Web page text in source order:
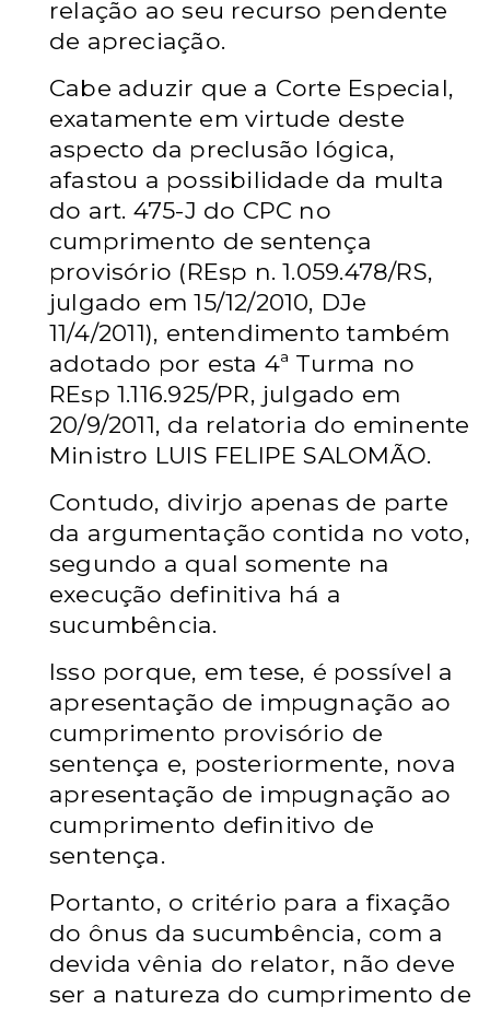
relação ao seu recurso pendente
de apreciação.
Cabe aduzir que a Corte Especial,
exatamente em virtude deste
aspecto da preclusão lógica,
afastou a possibilidade da multa
do art. 475-J do CPC no
cumprimento de sentença
provisório (REsp n. 1.059.478/RS,
julgado em 15/12/2010, DJe
11/4/2011), entendimento também
adotado por esta 4ª Turma no
REsp 1.116.925/PR, julgado em
20/9/2011, da relatoria do eminente
Ministro LUIS FELIPE SALOMÃO.
Contudo, divirjo apenas de parte
da argumentação contida no voto,
segundo a qual somente na
execução definitiva há a
sucumbência.
Isso porque, em tese, é possível a
apresentação de impugnação ao
cumprimento provisório de
sentença e, posteriormente, nova
apresentação de impugnação ao
cumprimento definitivo de
sentença.
Portanto, o critério para a fixação
do ônus da sucumbência, com a
devida vênia do relator, não deve
ser a natureza do cumprimento de